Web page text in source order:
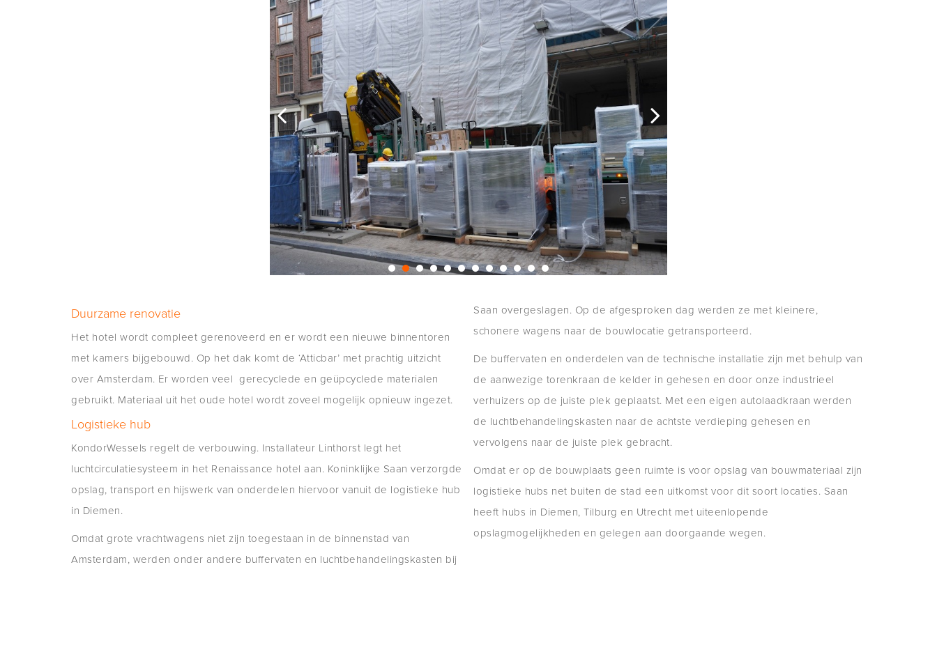
Duurzame renovatie
Het hotel wordt compleet gerenoveerd en er wordt een nieuwe binnentoren
met kamers bijgebouwd. Op het dak komt de ‘Atticbar’ met prachtig uitzicht
over Amsterdam. Er worden veel gerecyclede en geüpcyclede materialen
gebruikt. Materiaal uit het oude hotel wordt zoveel mogelijk opnieuw ingezet.
Logistieke hub
KondorWessels regelt de verbouwing. Installateur Linthorst legt het
luchtcirculatiesysteem in het Renaissance hotel aan. Koninklijke Saan verzorgde
opslag, transport en hijswerk van onderdelen hiervoor vanuit de logistieke hub
in Diemen.
Omdat grote vrachtwagens niet zijn toegestaan in de binnenstad van
Amsterdam, werden onder andere buffervaten en luchtbehandelingskasten bij
Saan overgeslagen. Op de afgesproken dag werden ze met kleinere,
schonere wagens naar de bouwlocatie getransporteerd.
De buffervaten en onderdelen van de technische installatie zijn met behulp van
de aanwezige torenkraan de kelder in gehesen en door onze industrieel
verhuizers op de juiste plek geplaatst. Met een eigen autolaadkraan werden
de luchtbehandelingskasten naar de achtste verdieping gehesen en
vervolgens naar de juiste plek gebracht.
Omdat er op de bouwplaats geen ruimte is voor opslag van bouwmateriaal zijn
logistieke hubs net buiten de stad een uitkomst voor dit soort locaties. Saan
heeft hubs in Diemen, Tilburg en Utrecht met uiteenlopende
opslagmogelijkheden en gelegen aan doorgaande wegen.